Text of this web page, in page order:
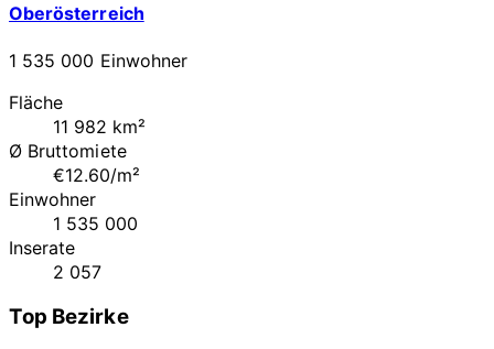
Oberösterreich
1 535 000 Einwohner
Fläche
11 982 km²
Ø Bruttomiete
€12.60/m²
Einwohner
1 535 000
Inserate
2 057
Top Bezirke